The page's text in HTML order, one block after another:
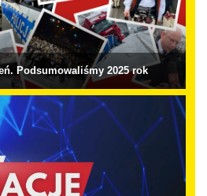
Podsumowaliśmy 2025 rok